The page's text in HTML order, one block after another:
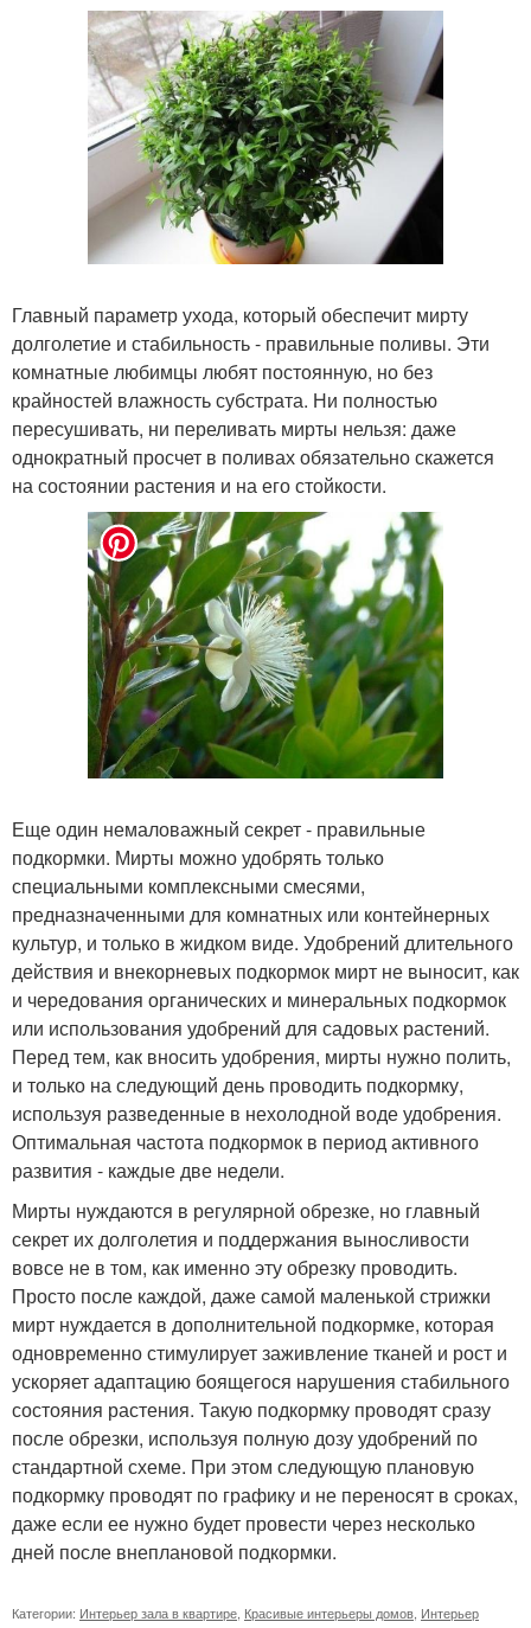
Главный параметр ухода, который обеспечит мирту
долголетие и стабильность - правильные поливы. Эти
комнатные любимцы любят постоянную, но без
крайностей влажность субстрата. Ни полностью
пересушивать, ни переливать мирты нельзя: даже
однократный просчет в поливах обязательно скажется
на состоянии растения и на его стойкости.
Еще один немаловажный секрет - правильные
подкормки. Мирты можно удобрять только
специальными комплексными смесями,
предназначенными для комнатных или контейнерных
культур, и только в жидком виде. Удобрений длительного
действия и внекорневых подкормок мирт не выносит, как
и чередования органических и минеральных подкормок
или использования удобрений для садовых растений.
Перед тем, как вносить удобрения, мирты нужно полить,
и только на следующий день проводить подкормку,
используя разведенные в нехолодной воде удобрения.
Оптимальная частота подкормок в период активного
развития - каждые две недели.
Мирты нуждаются в регулярной обрезке, но главный
секрет их долголетия и поддержания выносливости
вовсе не в том, как именно эту обрезку проводить.
Просто после каждой, даже самой маленькой стрижки
мирт нуждается в дополнительной подкормке, которая
одновременно стимулирует заживление тканей и рост и
ускоряет адаптацию боящегося нарушения стабильного
состояния растения. Такую подкормку проводят сразу
после обрезки, используя полную дозу удобрений по
стандартной схеме. При этом следующую плановую
подкормку проводят по графику и не переносят в сроках,
даже если ее нужно будет провести через несколько
дней после внеплановой подкормки.
Категории: Интерьер зала в квартире Красивые интерьеры домов Интерьер